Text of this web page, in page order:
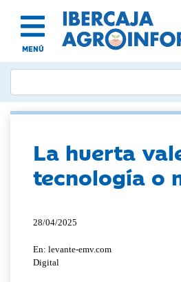
MENÚ
La huerta
tecnología o
28/04/2025
En: levante-emv.com
Digital